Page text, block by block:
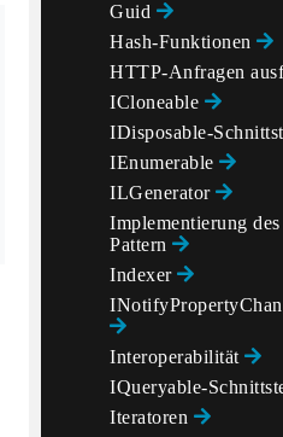
Guid
Hash-Funktionen
HTTP-Anfragen
ICloneable
IDisposable-
IEnumerable
ILGenerator
Implementierung
Pattern
Indexer
Interoperabilität
IQueryable-
Iteratoren